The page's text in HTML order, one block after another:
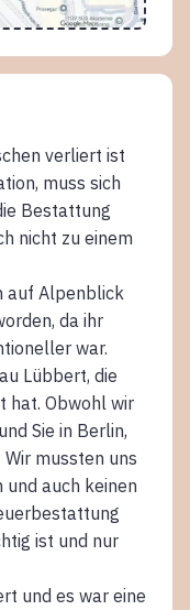
verliert ist
muss sich
Bestattung
nicht zu einem
auf Alpenblick
da ihr
war.
Lübbert, die
hat. Obwohl wir
Sie in Berlin,
mussten uns
auch keinen
ist und nur
und es war eine